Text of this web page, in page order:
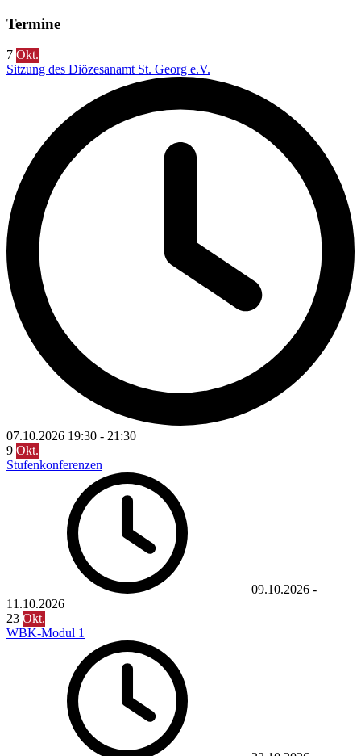
Termine
7 Okt.
Sitzung des Diözesanamt St. Georg e.V.
07.10.2026 19:30 - 21:30
9 Okt.
Stufenkonferenzen
09.10.2026 -
11.10.2026
23 Okt.
WBK-Modul 1